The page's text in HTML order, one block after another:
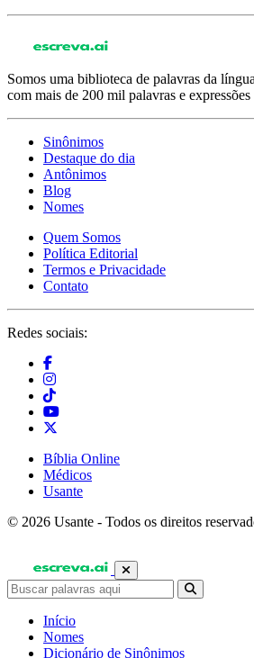
Somos uma biblioteca de palavras da
com mais de 200 mil palavras e expressões
Sinônimos
Destaque do dia
Antônimos
Blog
Nomes
Quem Somos
Política Editorial
Termos e Privacidade
Contato
Redes sociais:
Bíblia Online
Médicos
Usante
© 2026 Usante - Todos os direitos
Início
Nomes
Dicionário de Sinônimos